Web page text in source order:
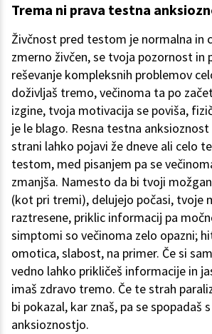
Trema ni prava testna
Živčnost pred testom je normalna in
zmerno živčen, se tvoja pozornost in
reševanje kompleksnih problemov
doživljaš tremo, večinoma ta po
izgine, tvoja motivacija se poviša,
je le blago. Resna testna
strani lahko pojavi že dneve ali celo
testom, med pisanjem pa se
zmanjša. Namesto da bi tvoji
(kot pri tremi), delujejo počasi, tvoje
raztresene, priklic informacij pa
simptomi so večinoma zelo opazni;
omotica, slabost, na primer. Če si
vedno lahko prikličeš informacije in
imaš zdravo tremo. Če te strah
bi pokazal, kar znaš, pa se spopadaš
anksioznostjo.